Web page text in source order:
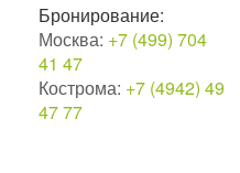
Бронирование:
Москва: +7 (499) 704
41 47
Кострома: +7 (4942) 49
47 77